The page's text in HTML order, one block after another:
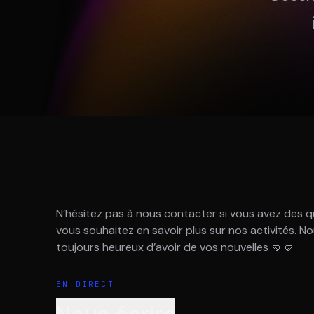
CONSEIL M&A
N’hésitez pas à nous contacter si vous avez des
vous souhaitez en savoir plus sur nos activités.
toujours heureux d’avoir de vos nouvelles 🤜🤛
EN DIRECT